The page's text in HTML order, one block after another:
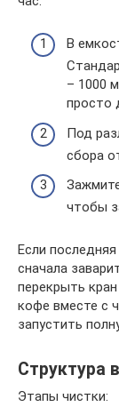
В
– 1000
просто
Под
сбора
чтобы
Если
сначала
перекрыть
кофе вместе с
запустить
Структура
Этапы чистки: